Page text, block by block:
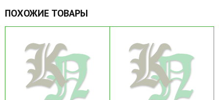
ПОХОЖИЕ ТОВАРЫ